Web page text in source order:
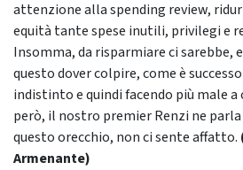
attenzione alla spending review,
equità tante spese inutili, privilegi e
Insomma, da risparmiare ci sarebbe,
questo dover colpire, come è
indistinto e quindi facendo più male a
però, il nostro premier Renzi ne
questo orecchio, non ci sente affatto.
Armenante)